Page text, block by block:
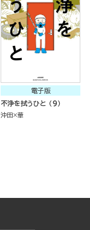
電子版
不浄を拭うひと （9）
沖田×華